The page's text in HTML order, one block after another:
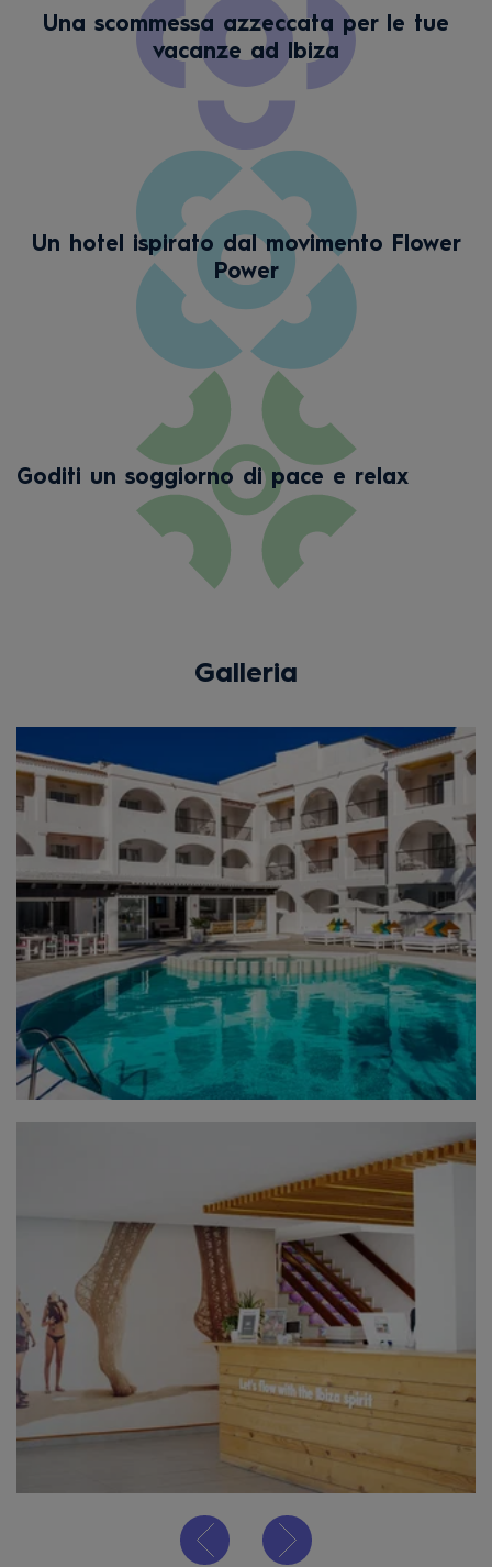
Una scommessa azzeccata per le tue
vacanze ad Ibiza
Un hotel ispirato dal movimento Flower
Power
Goditi un soggiorno di pace e relax
Galleria